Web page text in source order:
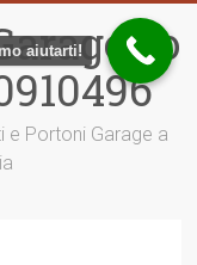
e Portoni Garage a
aiutarti!